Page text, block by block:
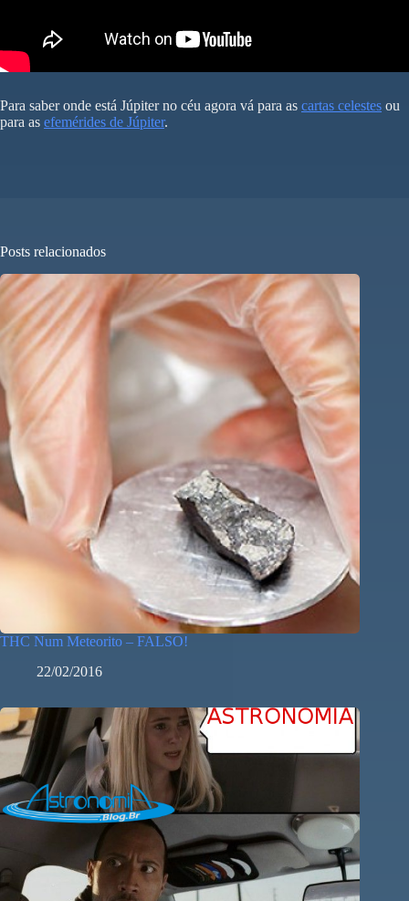
Para saber onde está Júpiter no céu agora vá para as cartas celestes ou
para as efemérides de Júpiter.
Posts relacionados
THC Num Meteorito – FALSO!
22/02/2016